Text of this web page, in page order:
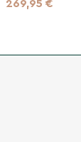
269,95 €